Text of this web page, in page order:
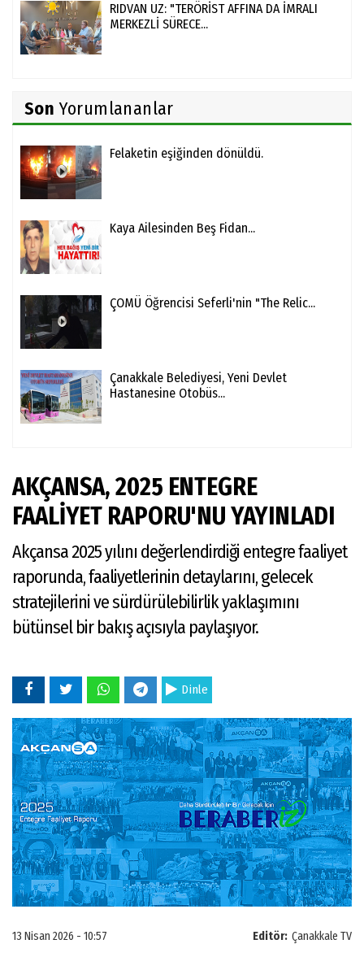
RIDVAN UZ: "TERÖRİST AFFINA DA İMRALI
MERKEZLİ SÜRECE...
Son Yorumlananlar
Felaketin eşiğinden dönüldü.
Kaya Ailesinden Beş Fidan...
ÇOMÜ Öğrencisi Seferli'nin "The Relic...
Çanakkale Belediyesi, Yeni Devlet
Hastanesine Otobüs...
AKÇANSA, 2025 ENTEGRE
FAALİYET RAPORU'NU YAYINLADI
Akçansa 2025 yılını değerlendirdiği entegre faaliyet
raporunda, faaliyetlerinin detaylarını, gelecek
stratejilerini ve sürdürülebilirlik yaklaşımını
bütünsel bir bakış açısıyla paylaşıyor.
Dinle
Editör: Çanakkale TV
13 Nisan 2026 - 10:57